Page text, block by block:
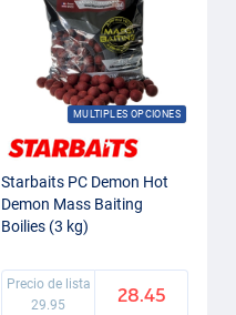
MULTIPLES OPCIONES
Starbaits PC Demon Hot
Demon Mass Baiting
Boilies (3 kg)
Precio de lista
29.95
28.45